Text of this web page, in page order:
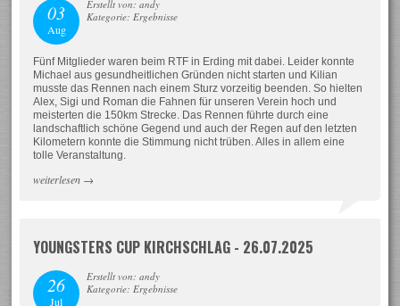
03
Aug
Erstellt von: andy
Kategorie: Ergebnisse
Fünf Mitglieder waren beim RTF in Erding mit dabei. Leider konnte
Michael aus gesundheitlichen Gründen nicht starten und Kilian
musste das Rennen nach einem Sturz vorzeitig beenden. So hielten
Alex, Sigi und Roman die Fahnen für unseren Verein hoch und
meisterten die 150km Strecke. Das Rennen führte durch eine
landschaftlich schöne Gegend und auch der Regen auf den letzten
Kilometern konnte die Stimmung nicht trüben. Alles in allem eine
tolle Veranstaltung.
weiterlesen →
YOUNGSTERS CUP KIRCHSCHLAG - 26.07.2025
26
Jul
Erstellt von: andy
Kategorie: Ergebnisse